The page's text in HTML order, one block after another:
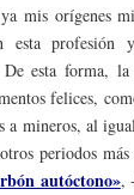
mis orígenes
esta profesión
De esta forma,
felices,
a mineros, al
periodos
autóctono»,